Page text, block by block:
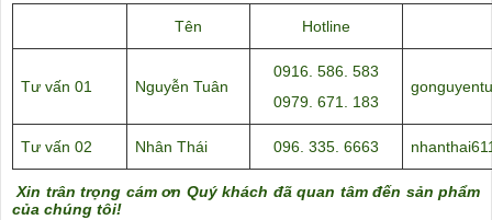
Tên Hotline
Tư vấn 01 Nguyễn Tuân
0916. 586. 583
0979. 671. 183
Tư vấn 02 Nhân Thái 096. 335. 6663
Xin trân trọng cám ơn Quý khách đã quan tâm đến sản phẩm
của chúng tôi!